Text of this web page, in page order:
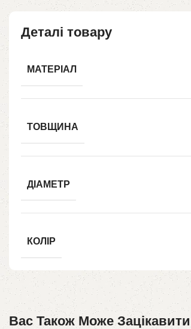
Деталі товару
МАТЕРІАЛ
ТОВЩИНА
ДІАМЕТР
КОЛІР
Вас Також Може Зацікавити